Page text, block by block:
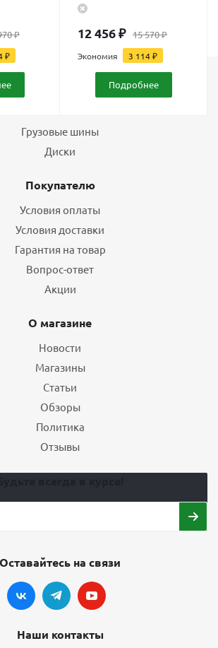
₽
₽
12 456₽ 15 570₽
Экономия 3 114₽
Подробнее
Грузовые шины
Диски
Покупателю
Условия оплаты
Условия доставки
Гарантия на товар
Вопрос-ответ
Акции
О магазине
Новости
Магазины
Статьи
Обзоры
Политика
Отзывы
Оставайтесь на связи
Наши контакты